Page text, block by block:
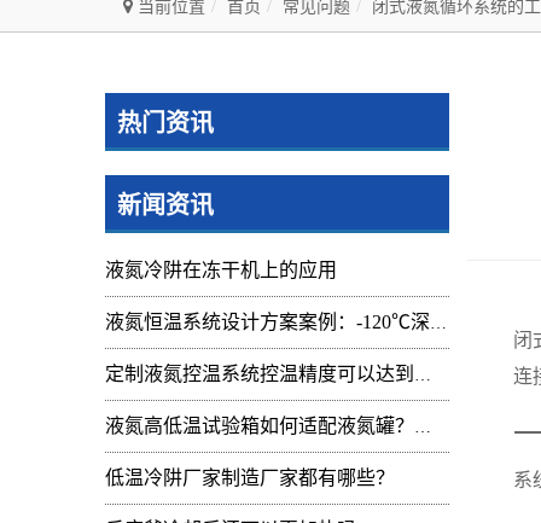
当前位置 首页 常见问题 闭式液氮循环系统的
热门资讯
新闻资讯
液氮冷阱在冻干机上的应用
液氮恒温系统设计方案案例：-120℃深冷控温装置实操记录
定制液氮控温系统控温精度可以达到的范围及应用
液氮高低温试验箱如何适配液氮罐？核心要点与实操指南
低温冷阱厂家制造厂家都有哪些？
闭
连
系